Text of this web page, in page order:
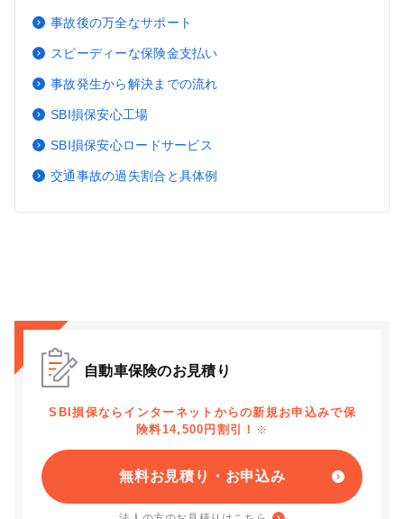
事故後の万全なサポート
スピーディーな保険金支払い
事故発生から解決までの流れ
SBI損保安心工場
SBI損保安心ロードサービス
交通事故の過失割合と具体例
自動車保険のお見積り
SBI損保ならインターネットからの新規お申込みで保
険料14,500円割引！ ※
無料お見積り・お申込み